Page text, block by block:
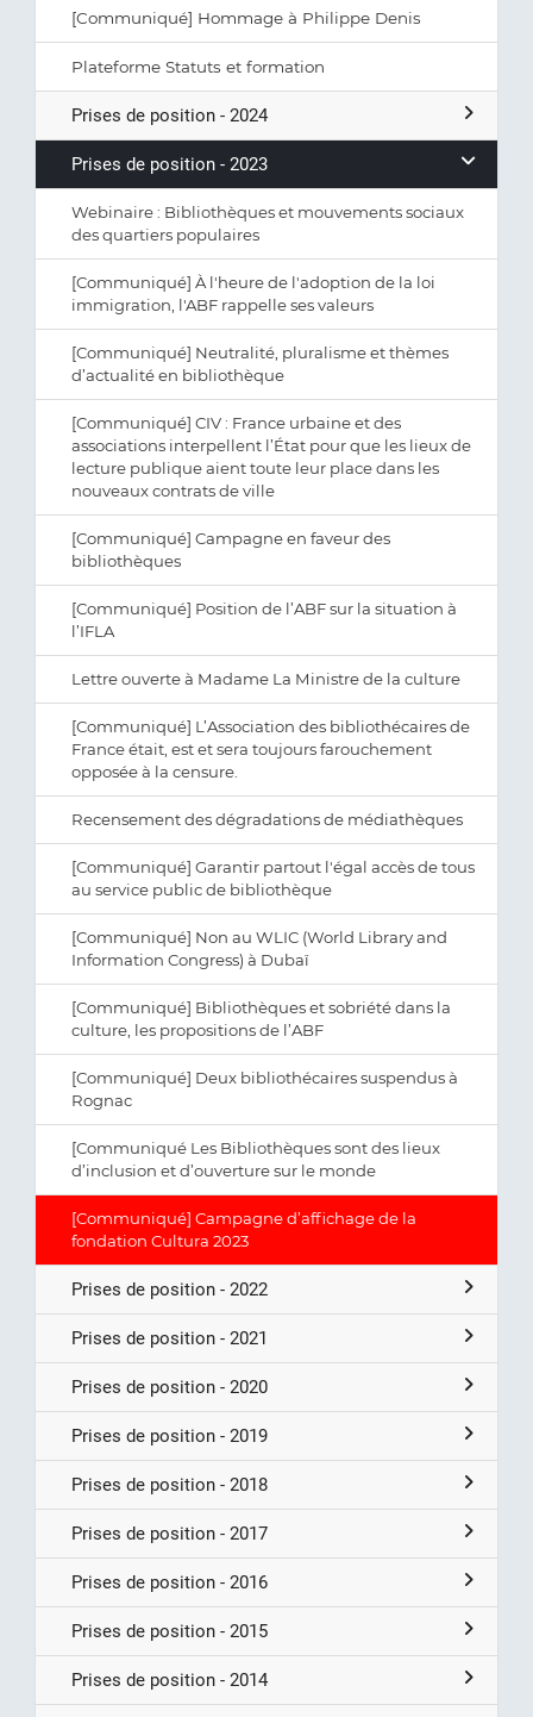
[Communiqué] Hommage à Philippe Denis
Plateforme Statuts et formation
Prises de position - 2024
Prises de position - 2023
Webinaire : Bibliothèques et mouvements sociaux
des quartiers populaires
[Communiqué] À l'heure de l'adoption de la loi
immigration, l'ABF rappelle ses valeurs
[Communiqué] Neutralité, pluralisme et thèmes
d’actualité en bibliothèque
[Communiqué] CIV : France urbaine et des
associations interpellent l’État pour que les lieux de
lecture publique aient toute leur place dans les
nouveaux contrats de ville
[Communiqué] Campagne en faveur des
bibliothèques
[Communiqué] Position de l’ABF sur la situation à
l’IFLA
Lettre ouverte à Madame La Ministre de la culture
[Communiqué] L’Association des bibliothécaires de
France était, est et sera toujours farouchement
opposée à la censure.
Recensement des dégradations de médiathèques
[Communiqué] Garantir partout l'égal accès de tous
au service public de bibliothèque
[Communiqué] Non au WLIC (World Library and
Information Congress) à Dubaï
[Communiqué] Bibliothèques et sobriété dans la
culture, les propositions de l’ABF
[Communiqué] Deux bibliothécaires suspendus à
Rognac
[Communiqué Les Bibliothèques sont des lieux
d’inclusion et d’ouverture sur le monde
[Communiqué] Campagne d’affichage de la
fondation Cultura 2023
Prises de position - 2022
Prises de position - 2021
Prises de position - 2020
Prises de position - 2019
Prises de position - 2018
Prises de position - 2017
Prises de position - 2016
Prises de position - 2015
Prises de position - 2014